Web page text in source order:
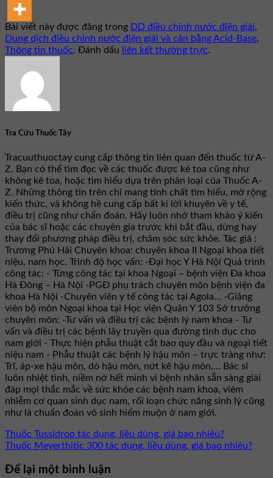
Bài viết này được đăng trong DD điều chỉnh nước điện giải,
Dung dịch điều chỉnh nước điện giải và cân bằng Acid-Base,
Thông tin thuốc. Đánh dấu liên kết thường trực.
Tra Cứu Thuốc Tây
Tracuuthuoctay cung cấp thông tin liên quan đến thuốc từ A-
Z. Bạn có thể tìm đọc về các thuốc được kê toa cũng như
không kê toa, hoặc tìm hiểu dựa trên phân loại của Thuốc A-
Z. Những thông tin trên chỉ mang tính chất tìm hiểu, mở rộng
kiến thức, và không hề cung cấp bất kì lời khuyên về y tế,
điều trị cũng như chẩn đoán. Hãy luôn nhớ tham khảo ý kiến
của bác sĩ hoặc các chuyên gia trước khi bắt đầu, dừng hay
thay đổi phương pháp điều trị, chăm sóc sức khỏe. Tác giả :
Trương Phú Hải Chuyên khoa: chuyên khoa II Ngoại khoa tiết
niệu, nam học. Trình độ học vấn: -Đại học Y Hà Nội Quá trình
công tác: - Từng công tác tại khoa Ngoại – bệnh viện Đa khoa
Hà Đông – Hà Nội -PGĐ phụ trách chuyên môn bệnh viện đa
khoa Hà Nội -Chuyên viên y tế công tác tại Agola... -Giảng
viên bộ môn Ngoại khoa tại Học viện Quân Y 103 Sở trưởng
chuyên môn: -Tư vấn và điều trị các bệnh lý nam khoa - Tư
vấn và điều trị các bệnh lây truyền qua đường tình dục cho
nam giới - Thực hiện phẫu thuật cắt bao quy đầu và ngoại tiết
niệu nam - Phẫu thuật các bệnh lý hậu môn – trực tràng như:
Trĩ, áp-xe hậu môn, dò hậu môn, nứt kẽ hậu môn,... Bác sĩ
luôn nhiệt tình, niềm nở hết mình vì bệnh nhân sẵn sàng giải
đáp mọi thắc mắc về sức khỏe các bệnh nam khoa, viêm
nhiễm cơ quan sinh dục nam, rối loạn chức năng sinh lý cũng
như là chuẩn đoán vô sinh hiếm muộn ở nam giới.
Thuốc Tussidrop tác dụng, liều dùng, giá bao nhiêu?
Thuốc Meyerthitic 300 tác dụng, liều dùng, giá bao nhiêu?
Để lại một bình luận